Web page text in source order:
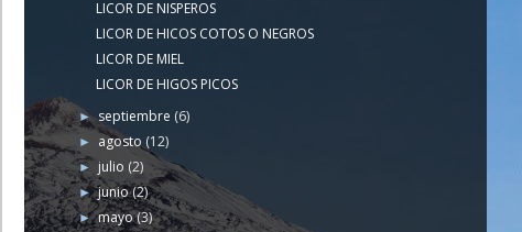
LICOR DE NISPEROS
LICOR DE HICOS COTOS O NEGROS
LICOR DE MIEL
LICOR DE HIGOS PICOS
►septiembre (6)
► agosto (12)
► julio (2)
►junio(2)
►mayo(3)